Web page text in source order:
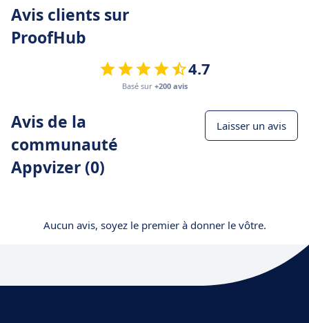
Avis clients sur
ProofHub
4.7
Basé sur +200 avis
Avis de la
communauté
Appvizer (0)
Laisser un avis
Aucun avis, soyez le premier à donner le vôtre.